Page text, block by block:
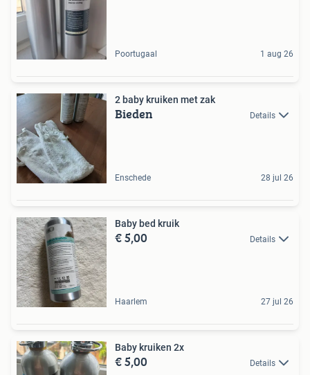
Poortugaal 1 aug 26
2 baby kruiken met zak
Bieden Details
Enschede 28 jul 26
Baby bed kruik
€ 5,00 Details
Haarlem 27 jul 26
Baby kruiken 2x
€ 5,00 Details